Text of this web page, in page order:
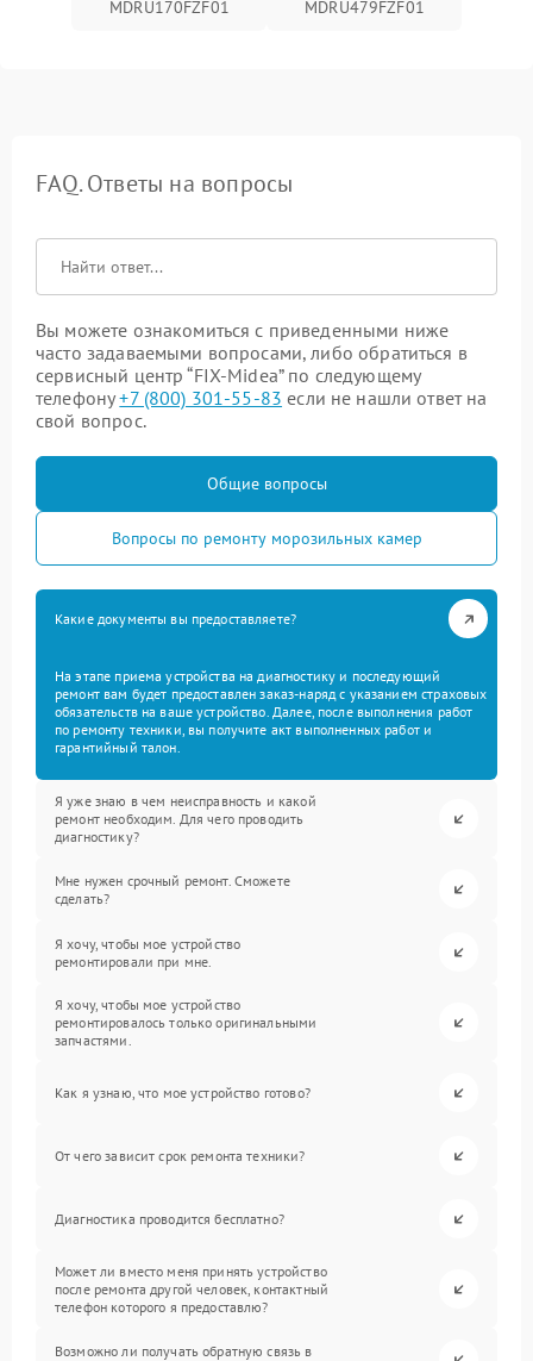
MDRU170FZF01
MDRU479FZF01
FAQ. Ответы на вопросы
Вы можете ознакомиться с приведенными ниже
часто задаваемыми вопросами, либо обратиться в
сервисный центр “FIX-Midea” по следующему
телефону+7 (800) 301-55-83 если не нашли ответ на
свой вопрос.
Общие вопросы
Вопросы по ремонту морозильных камер
Какие документы вы предоставляете?
На этапе приема устройства на диагностику и последующий
ремонт вам будет предоставлен заказ-наряд с указанием страховых
обязательств на ваше устройство. Далее, после выполнения работ
по ремонту техники, вы получите акт выполненных работ и
гарантийный талон.
Я уже знаю в чем неисправность и какой
ремонт необходим. Для чего проводить
диагностику?
Мне нужен срочный ремонт. Сможете
сделать?
Я хочу, чтобы мое устройство
ремонтировали при мне.
Я хочу, чтобы мое устройство
ремонтировалось только оригинальными
запчастями.
Как я узнаю, что мое устройство готово?
От чего зависит срок ремонта техники?
Диагностика проводится бесплатно?
Может ли вместо меня принять устройство
после ремонта другой человек, контактный
телефон которого я предоставлю?
Возможно ли получать обратную связь в